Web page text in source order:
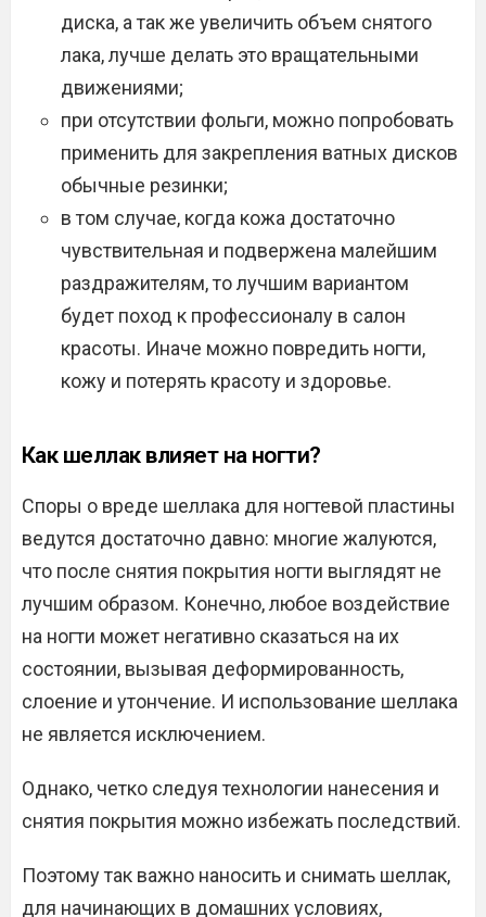
диска, а так же увеличить объем снятого
лака, лучше делать это вращательными
движениями;
при отсутствии фольги, можно попробовать
применить для закрепления ватных дисков
обычные резинки;
в том случае, когда кожа достаточно
чувствительная и подвержена малейшим
раздражителям, то лучшим вариантом
будет поход к профессионалу в салон
красоты. Иначе можно повредить ногти,
кожу и потерять красоту и здоровье.
Как шеллак влияет на ногти?
Споры о вреде шеллака для ногтевой пластины
ведутся достаточно давно: многие жалуются,
что после снятия покрытия ногти выглядят не
лучшим образом. Конечно, любое воздействие
на ногти может негативно сказаться на их
состоянии, вызывая деформированность,
слоение и утончение. И использование шеллака
не является исключением.
Однако, четко следуя технологии нанесения и
снятия покрытия можно избежать последствий.
Поэтому так важно наносить и снимать шеллак,
для начинающих в домашних условиях,